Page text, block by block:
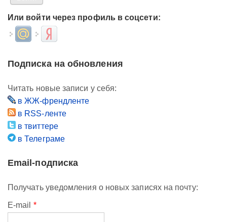
Или войти через профиль в соцсети:
Login with Mail.ruLogin with Яндекс
Подписка на обновления
Читать новые записи у себя:
в ЖЖ-френдленте
в RSS-ленте
в твиттере
в Телеграме
Email-подписка
Получать уведомления о новых записях на почту:
E-mail *